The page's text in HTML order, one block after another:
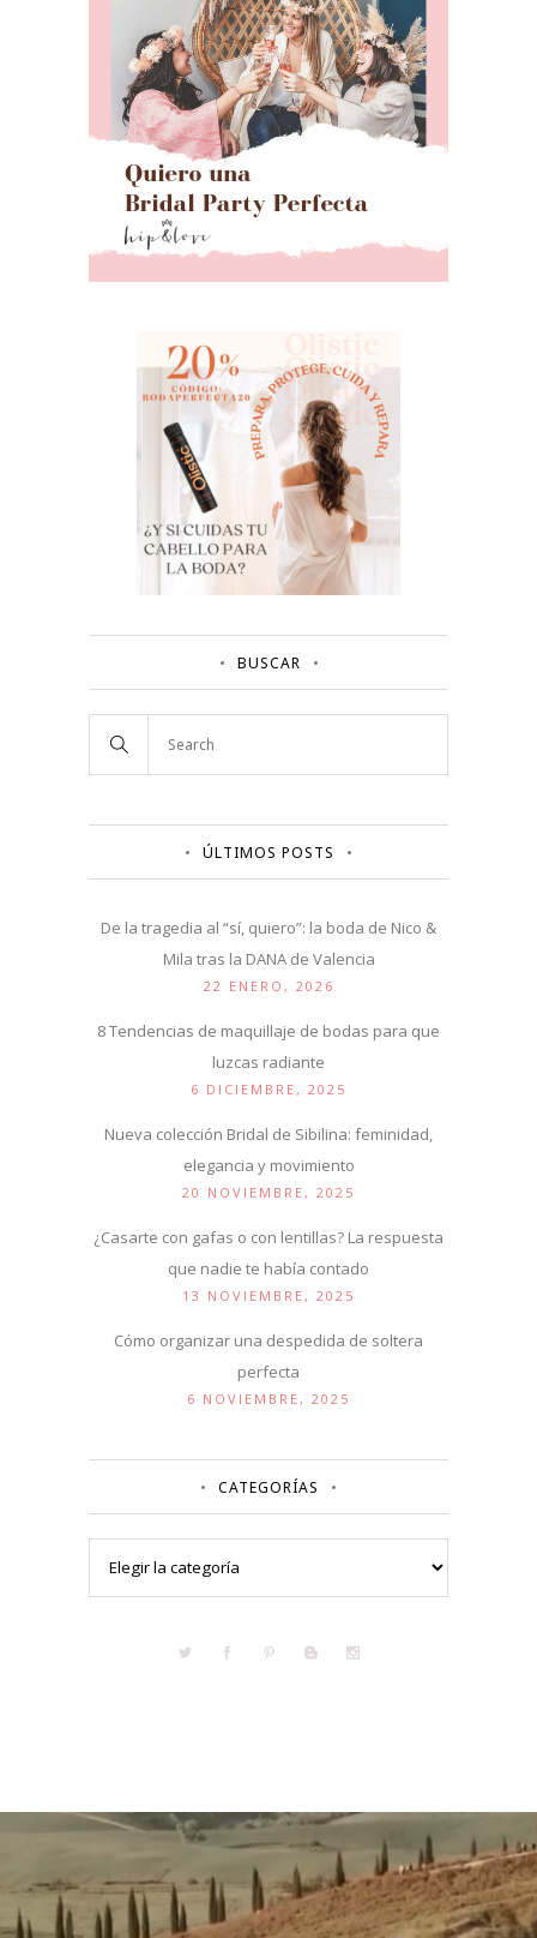
BUSCAR
ÚLTIMOS POSTS
De la tragedia al “sí, quiero”: la boda de Nico &
Mila tras la DANA de Valencia
22 ENERO, 2026
8 Tendencias de maquillaje de bodas para que
luzcas radiante
6 DICIEMBRE, 2025
Nueva colección Bridal de Sibilina: feminidad,
elegancia y movimiento
20 NOVIEMBRE, 2025
¿Casarte con gafas o con lentillas? La respuesta
que nadie te había contado
13 NOVIEMBRE, 2025
Cómo organizar una despedida de soltera
perfecta
6 NOVIEMBRE, 2025
CATEGORÍAS